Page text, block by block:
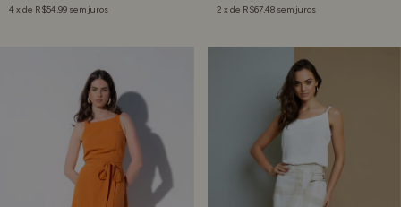
4 x de R$54,99 sem juros
2 x de R$67,48 sem juros